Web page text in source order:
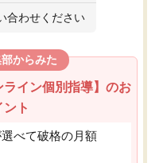
合わせください
からみた
ライン個別指導】のお
ト
べて破格の月額